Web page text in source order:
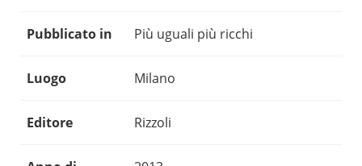
Pubblicato in Più uguali più ricchi
Luogo Milano
Editore Rizzoli